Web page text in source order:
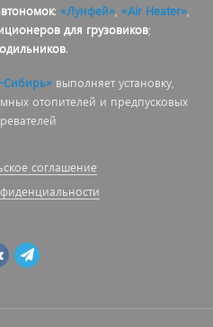
: «Лунфей», «Air Heater»,
для грузовиков;
.
Сибирь»выполняет установку,
отопителей и предпусковых
соглашение